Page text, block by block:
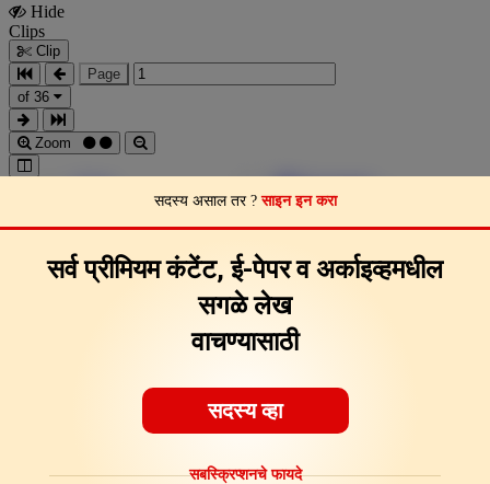
सदस्य असाल तर ?साइन इन करा
सर्व प्रीमियम कंटेंट, ई-पेपर व अर्काइव्हमधील
सगळे लेख
वाचण्यासाठी
सदस्य व्हा
सबस्क्रिप्शनचे फायदे
Hide
Clips
Clip
Page
of 36
Zoom
Feedback